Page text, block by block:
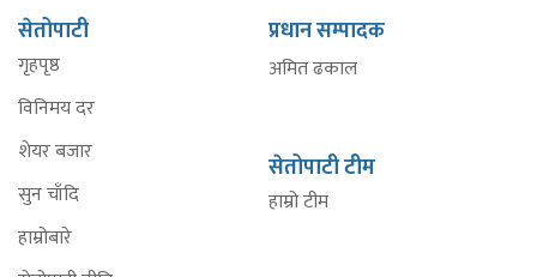
सेतोपाटी
गृहपृष्ठ
विनिमय दर
शेयर बजार
सुन चाँदि
हाम्रोबारे
प्रधान सम्पादक
अमित ढकाल
सेतोपाटी टीम
हाम्रो टीम